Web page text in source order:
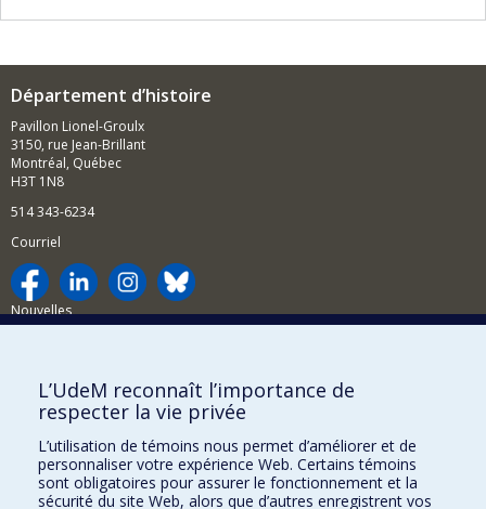
Département d’histoire
Pavillon Lionel-Groulx
3150, rue Jean-Brillant
Montréal, Québec
H3T 1N8
514 343-6234
Courriel
Nouvelles
Comment soutenir le Département?
BESOIN D'AIDE?
Plan du site
Signaler une erreur
L’UdeM reconnaît l’importance de
respecter la vie privée
L’utilisation de témoins nous permet d’améliorer et de
personnaliser votre expérience Web. Certains témoins
sont obligatoires pour assurer le fonctionnement et la
sécurité du site Web, alors que d’autres enregistrent vos